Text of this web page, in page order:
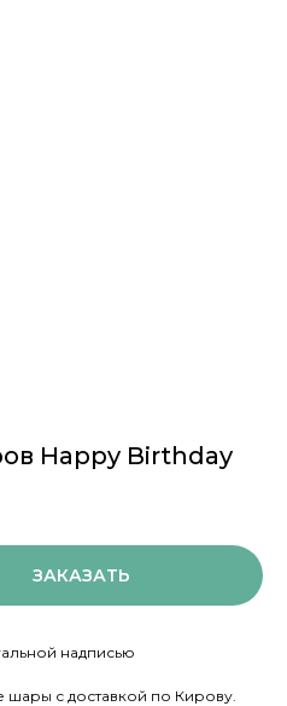
Happy Birthday
ЗАКАЗАТЬ
надписью
шары с доставкой по Кирову.